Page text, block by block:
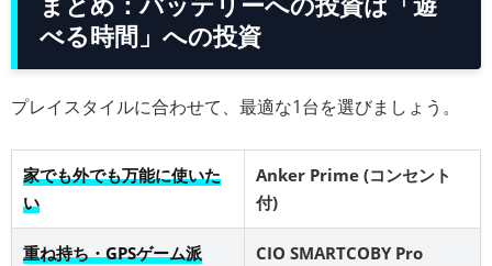
まとめ：バッテリーへの投資は「遊
べる時間」への投資
プレイスタイルに合わせて、最適な1台を選びましょう。
家でも外でも万能に使いた
い
Anker Prime (コンセント
付)
重ね持ち・GPSゲーム派 CIO SMARTCOBY Pro